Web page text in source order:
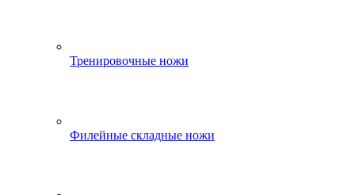
Тренировочные ножи
Филейные складные ножи